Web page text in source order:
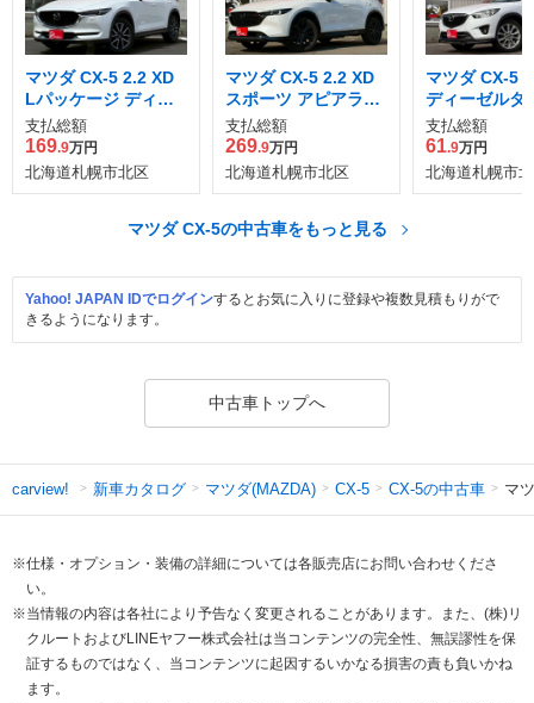
マツダ CX-5 2.2 XD
Lパッケージ ディー
ゼルターボ 4WD
支払総額
169.9万円
北海道札幌市北区
マツダ CX-5 2.2 XD
スポーツ アピアラン
ス ディーゼルターボ
4WD
支払総額
269.9万円
北海道札幌市北区
マツダ CX-5
ディーゼルタ
WD
支払総額
61.9万円
北海道札幌市
マツダ CX-5の中古車をもっと見る
Yahoo! JAPAN IDでログインするとお気に入りに登録や複数見積もりがで
きるようになります。
中古車トップへ
carview! 新車カタログ マツダ(MAZDA) CX-5 CX-5の中古車 マ
※仕様・オプション・装備の詳細については各販売店にお問い合わせくださ
い。
※当情報の内容は各社により予告なく変更されることがあります。また、(株)リ
クルートおよびLINEヤフー株式会社は当コンテンツの完全性、無誤謬性を保
証するものではなく、当コンテンツに起因するいかなる損害の責も負いかね
ます。